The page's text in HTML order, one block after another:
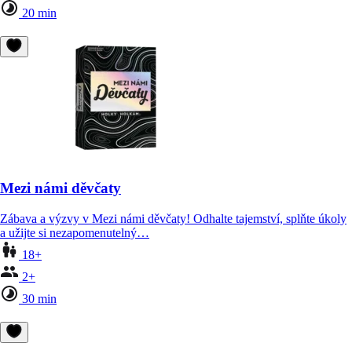
20 min
Mezi námi děvčaty
Zábava a výzvy v Mezi námi děvčaty! Odhalte tajemství, splňte úkoly
a užijte si nezapomenutelný…
18+
2+
30 min